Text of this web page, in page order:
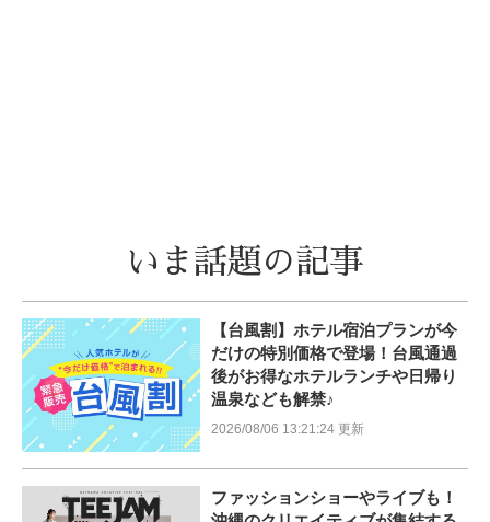
いま話題の記事
【台風割】ホテル宿泊プランが今
だけの特別価格で登場！台風通過
後がお得なホテルランチや日帰り
温泉なども解禁♪
2026/08/06 13:21:24 更新
ファッションショーやライブも！